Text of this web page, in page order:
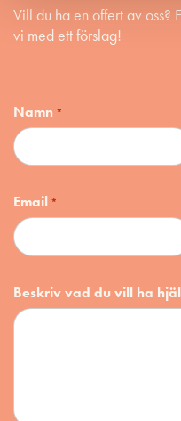
Vill du ha en offert av oss?
vi med ett förslag!
Namn *
Email *
Beskriv vad du vill ha